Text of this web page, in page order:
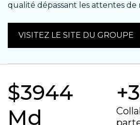
qualité dépassant les attentes de
VISITEZ LE SITE DU GROUPE
$3945
Md
+